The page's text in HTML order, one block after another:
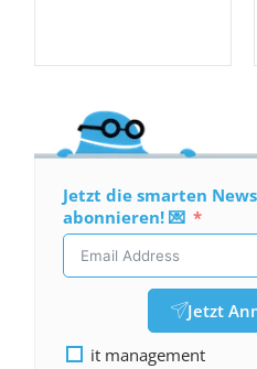
Jetzt die smarten
abonnieren! 💌
Jetzt
it management